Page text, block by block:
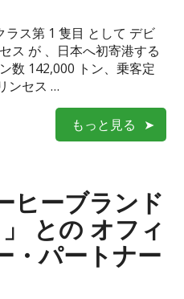
ラス第 1 隻目 として デビ
ス が 、日本へ初寄港する
数 142,000 トン、乗客定
ンセス …
もっと見る
ヒーブランド
との オフィ
・パートナー